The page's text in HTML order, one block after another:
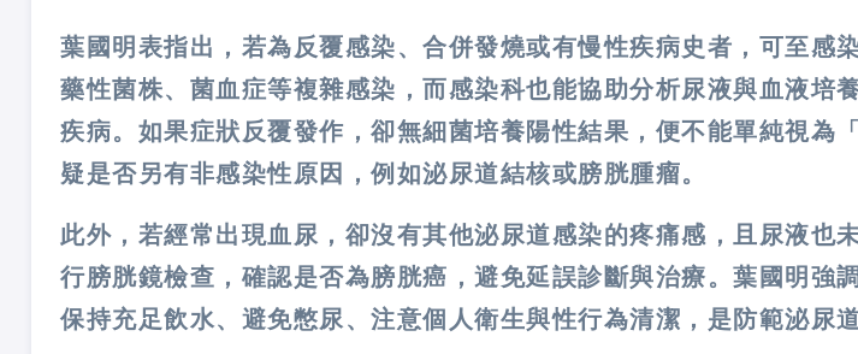
葉國明表指出，若為反覆感染、合併發燒或有慢性疾病史者，可至感
藥性菌株、菌血症等複雜感染，而感染科也能協助分析尿液與血液培
疾病。 如果症狀反覆發作，卻無細菌培養陽性結果，便不能單純視為
疑是否另有非感染性原因，例如泌尿道結核或膀胱腫瘤。
此外，若經常出現血尿，卻沒有其他泌尿道感染的疼痛感，且尿液也
行膀胱鏡檢查，確認是否為膀胱癌，避免延誤診斷與治療。葉國明強
保持充足飲水、避免憋尿、注意個人衛生與性行為清潔 ，是防範泌尿